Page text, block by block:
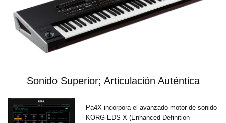
Sonido Superior; Articulación Auténtica
Pa4X incorpora el avanzado motor de sonido
KORG EDS-X (Enhanced Definition